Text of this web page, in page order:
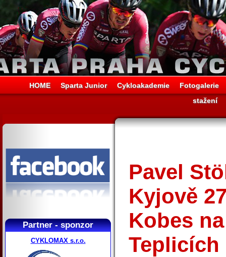
HOME Sparta Junior Cykloakademie
Fotogalerie
stažení
Partner - sponzor
CYKLOMAX s.r.o.
Pavel
Kyjově
Kobes
Teplicích